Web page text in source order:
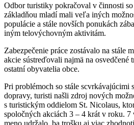
Odbor turistiky pokračoval v činnosti so
základňou mladí mali veľa iných
populácie a stále novších ponukách
iným telovýchovným aktivitám.
Zabezpečenie práce zostávalo na stále
akcie sústreďovali najmä na osvedčené
ostatní obyvatelia obce.
Pri problémoch so stále scvrkávajúcimi
dopravy, turisti našli zdroj nových
s turistickým oddielom St. Nicolaus,
spoločných akciách 3 – 4 krát v roku. 7
meno udržalo, ba trošku aj viac